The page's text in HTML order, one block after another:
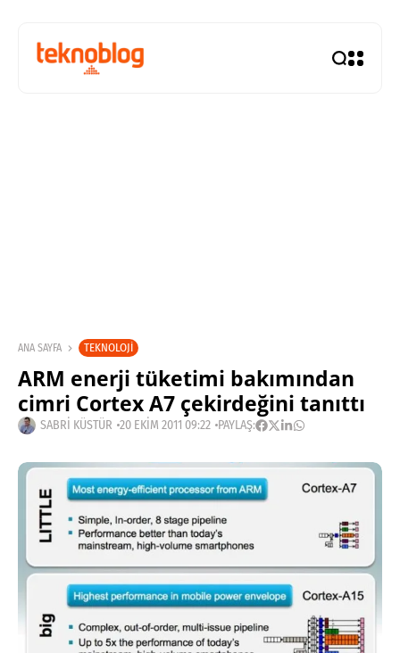
ANA SAYFA TEKNOLOJI
ARM enerji tüketimi bakımından
cimri Cortex A7 çekirdeğini tanıttı
SABRI KÜSTÜR 20 EKIM 2011 09:22 PAYLAŞ: